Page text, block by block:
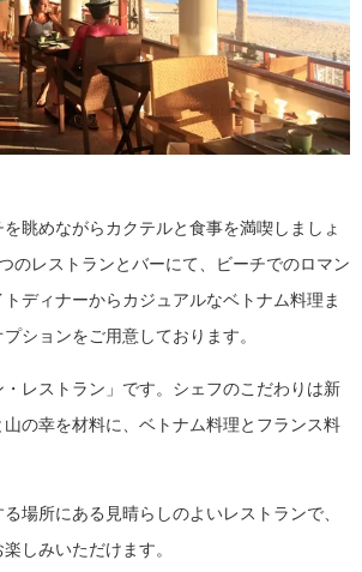
眺めながらカクテルと食事を満喫しましょ
のレストランとバーにて、ビーチでのロマン
ディナーからカジュアルなベトナム料理ま
ションをご用意しております。
・レストラン」です。シェフのこだわりは新
の幸を材料に、ベトナム料理とフランス料
場所にある見晴らしのよいレストランで、
しみいただけます。